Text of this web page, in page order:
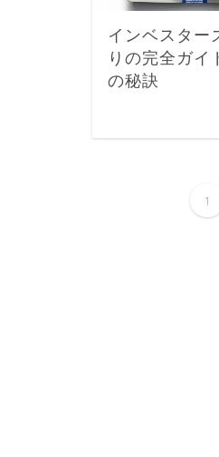
インベスター
りの完全ガイ
の秘訣
1